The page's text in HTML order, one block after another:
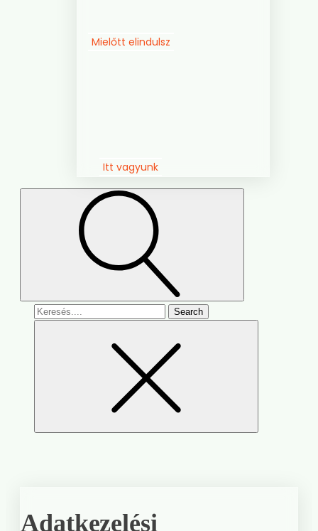
Mielőtt elindulsz
Itt vagyunk
Search
Adatkezelési